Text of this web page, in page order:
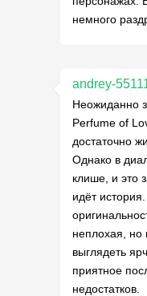
немного
andrey-
Неожиданно
Perfume of
достаточно
Однако в
клише, и это
идёт
неплохая, но
выглядеть
приятное
недостатков.